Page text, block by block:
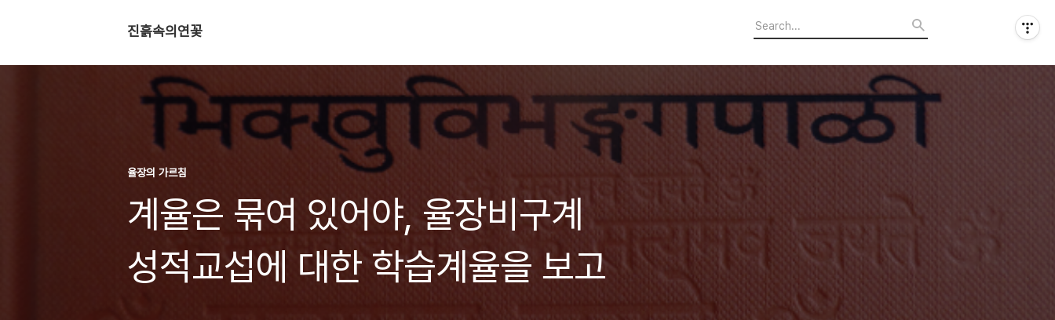
진흙속의연꽃
율장의 가르침
계율은 묶여 있어야, 율장비구계
성적교섭에 대한 학습계율을 보고